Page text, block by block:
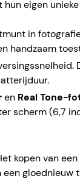
eigen
in
handzaam
en Real Tone-
scherm (6,7
kopen van
gloednieuw